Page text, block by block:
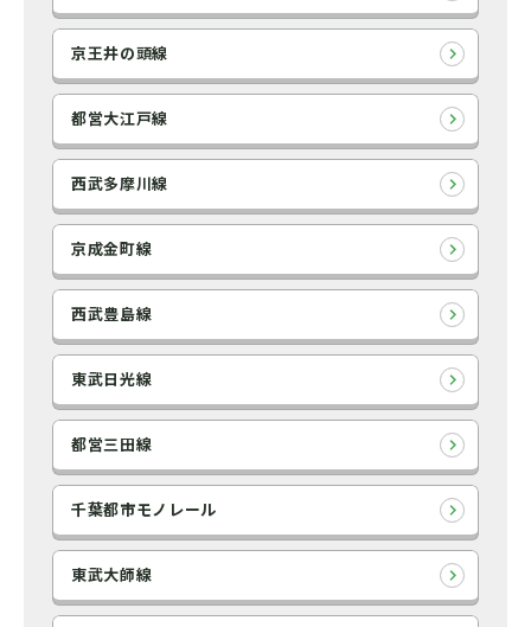
京王井の頭線
都営大江戸線
西武多摩川線
京成金町線
西武豊島線
東武日光線
都営三田線
千葉都市モノレール
東武大師線